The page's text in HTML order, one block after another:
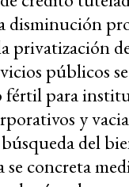
disminución
privatización
públicos
fértil para
y
del
se concreta